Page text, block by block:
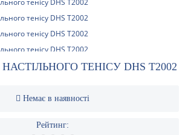
ТЕНІСУ DHS T2002
Немає в наявності
Рейтинг: